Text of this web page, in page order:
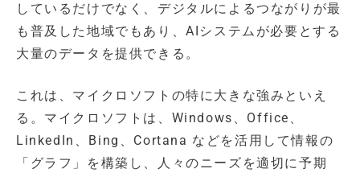
しているだけでなく、デジタルによるつながりが最
も普及した地域でもあり、AIシステムが必要とする
大量のデータを提供できる。
これは、マイクロソフトの特に大きな強みといえ
る。マイクロソフトは、Windows、Office、
LinkedIn、Bing、Cortana などを活用して情報の
「グラフ」を構築し、人々のニーズを適切に予期